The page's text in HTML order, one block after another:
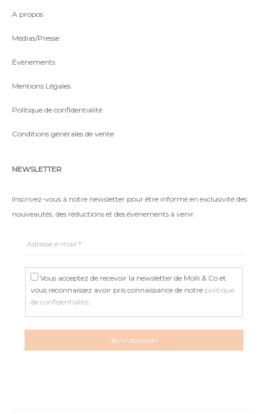
A propos
Médias/Presse
Évènements
Mentions Légales
Politique de confidentialité
Conditions générales de vente
NEWSLETTER
Inscrivez-vous à notre newsletter pour être informé en exclusivité des
nouveautés, des réductions et des évènements à venir.
Vous acceptez de recevoir la newsletter de Molli & Co et
vous reconnaissez avoir pris connaissance de notre politique
de confidentialité.